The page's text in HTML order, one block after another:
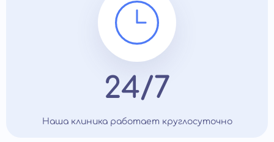
24/7
Наша клиника работает круглосуточно